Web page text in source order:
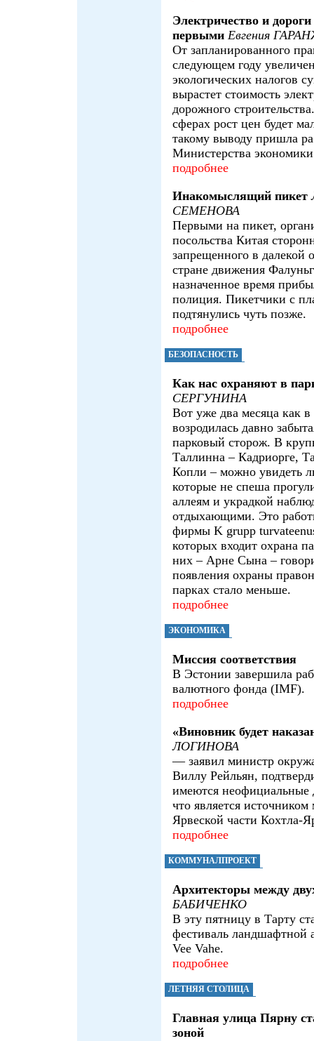
Электричество и
первыми Евгения
От запланированного
следующем году
экологических налогов
вырастет стоимость
дорожного
сферах рост цен будет
такому выводу пришла
Министерства
подробнее
Инакомыслящий пикет
СЕМЕНОВА
Первыми на пикет,
посольства Китая
запрещенного в далекой
стране движения
назначенное время
полиция. Пикетчики с
подтянулись чуть позже.
подробнее
БЕЗОПАСНОСТЬ
Как нас охраняют в
СЕРГУНИНА
Вот уже два месяца как в
возродилась давно
парковый сторож. В
Таллинна – Кадриорге,
Копли – можно увидеть
которые не спеша
аллеям и украдкой
отдыхающими. Это
фирмы K grupp
которых входит охрана
них – Арне Сына –
появления охраны
парках стало меньше.
подробнее
ЭКОНОМИКА
Миссия соответствия
В Эстонии завершила
валютного фонда (IMF).
подробнее
«Виновник будет
ЛОГИНОВА
— заявил министр
Виллу Рейльян,
имеются неофициальные
что является источником
Ярвеской части Кохтла-
подробнее
КОММУНАЛПРОЕКТ
Архитекторы между
БАБИЧЕНКО
В эту пятницу в Тарту
фестиваль ландшафтной
Vee Vahe.
подробнее
ЛЕТНЯЯ СТОЛИЦА
Главная улица Пярну
зоной